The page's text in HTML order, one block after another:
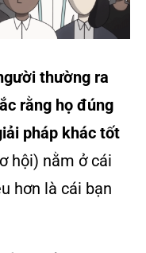
thường ra
rằng họ đúng
pháp khác tốt
hội) nằm ở cái
hơn là cái bạn